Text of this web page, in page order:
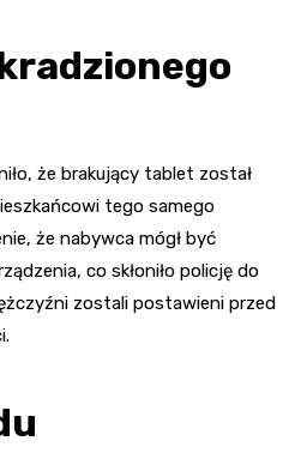
że brakujący tablet został
tego samego
że nabywca mógł być
co skłoniło policję do
zostali postawieni przed